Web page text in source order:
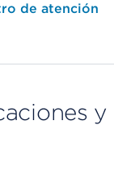
de atención
y